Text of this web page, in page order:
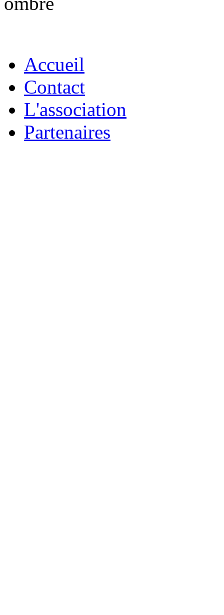
Accueil
Contact
L'association
Partenaires